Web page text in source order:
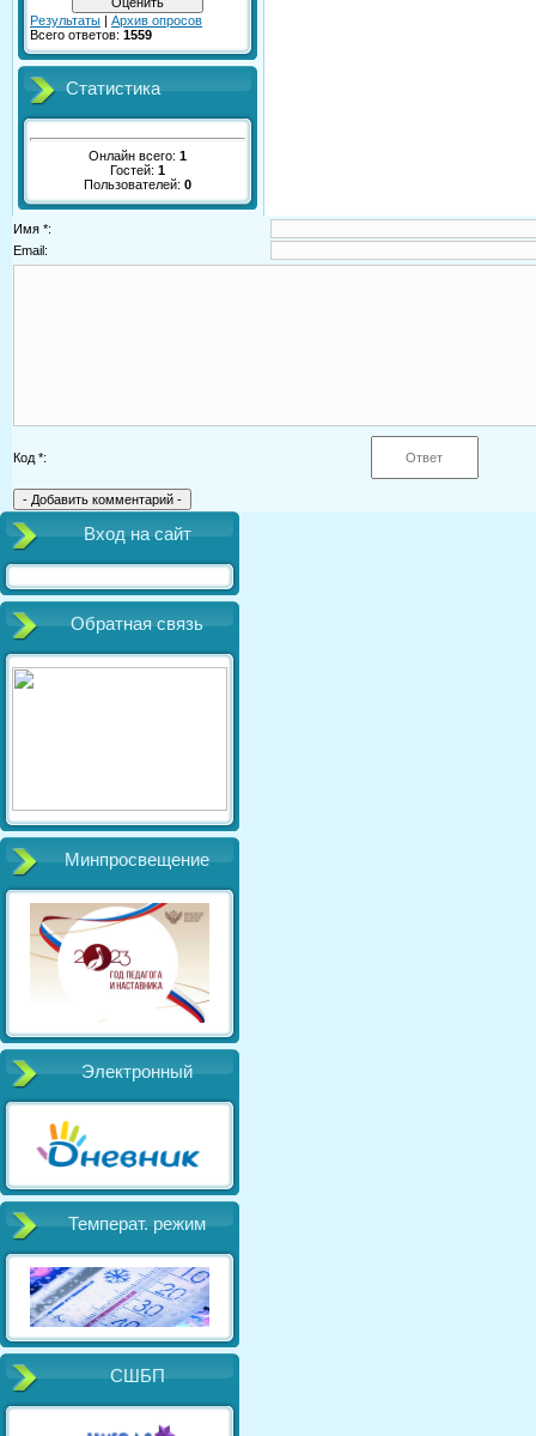
Результаты | Архив опросов
Всего ответов: 1559
Статистика
Онлайн всего: 1
Гостей: 1
Пользователей: 0
Имя *:
Email:
Код *:
Вход на сайт
Обратная связь
Минпросвещение
Электронный
Температ. режим
СШБП